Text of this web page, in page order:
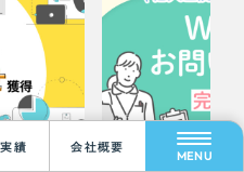
績 会社概要
MENU